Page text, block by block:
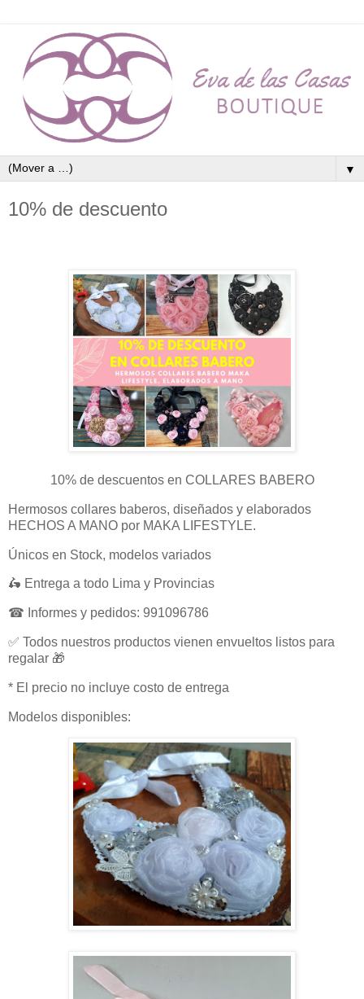
▼
10% de descuento
10% de descuentos en COLLARES BABERO
Hermosos collares baberos, diseñados y elaborados
HECHOS A MANO por MAKA LIFESTYLE.
Únicos en Stock, modelos variados
🛵 Entrega a todo Lima y Provincias
☎ Informes y pedidos: 991096786
✅ Todos nuestros productos vienen envueltos listos para
regalar 🎁
* El precio no incluye costo de entrega
Modelos disponibles: